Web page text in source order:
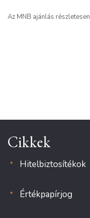
Az MNB ajánlás részletesen
Cikkek
Hitelbiztosítékok
Értékpapírjog